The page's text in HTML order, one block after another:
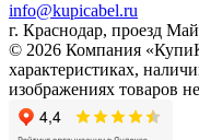
info@kupicabel.ru
г. Краснодар, проезд
© 2026 Компания
характеристиках,
изображениях товаров